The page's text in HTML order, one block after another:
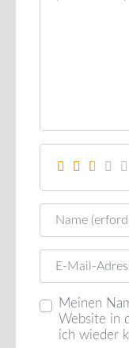
Name
E-Mail
Meinen
Website in
ich wieder